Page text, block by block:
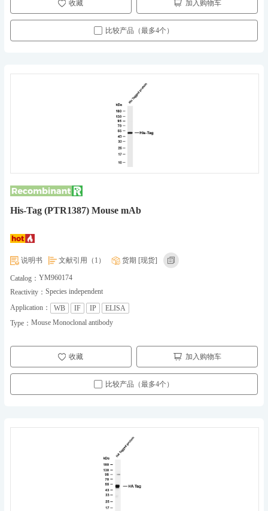
收藏 加入购物车
比较产品（最多4个）
His-Tag (PTR1387) Mouse mAb
说明书 文献引用（1） 货期 [现货]
Catalog： YM960174
Reactivity： Species independent
Application：
WB IF IP
ELISA
Type： Mouse Monoclonal antibody
收藏 加入购物车
比较产品（最多4个）